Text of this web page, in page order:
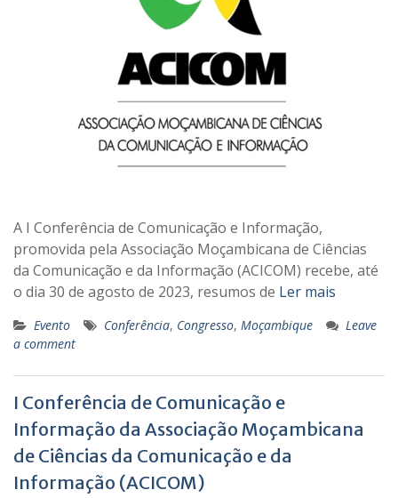
A I Conferência de Comunicação e Informação,
promovida pela Associação Moçambicana de Ciências
da Comunicação e da Informação (ACICOM) recebe, até
o dia 30 de agosto de 2023, resumos de Ler mais
Evento Conferência, Congresso, Moçambique
Leave
a comment
I Conferência de Comunicação e
Informação da Associação Moçambicana
de Ciências da Comunicação e da
Informação (ACICOM)